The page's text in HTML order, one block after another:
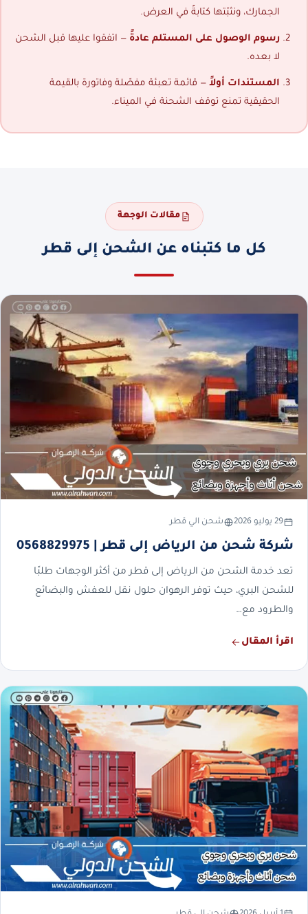
الجمارك، ونثبّتها كتابةً في العرض.
رسوم الوصول على المستلم عادةً — اتفقوا عليها قبل الشحن
لا بعده.
المستندات أولاً — قائمة تعبئة مفصّلة وفاتورة بالقيمة
الحقيقية تمنع توقف الشحنة في الميناء.
مقالات الوجهة
كل ما كتبناه عن الشحن إلى قطر
29 يوليو 2026 شحن الي قطر
شركة شحن من الرياض إلى قطر | 0568829975
تعد خدمة الشحن من الرياض إلى قطر من أكثر الوجهات طلبًا
للشحن البري، حيث توفر الرهوان حلول نقل للعفش والبضائع
والطرود مع…
اقرأ المقال